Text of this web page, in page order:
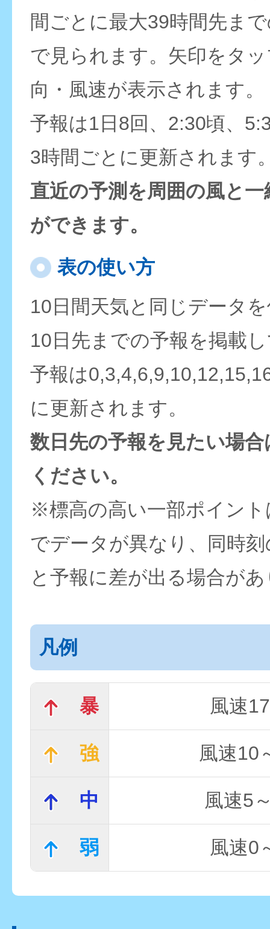
間ごとに最大39時間先ま
で見られます。矢印をタ
向・風速が表示されます。
予報は1日8回、2:30頃、
3時間ごとに更新されます
直近の予測を周囲の風と
ができます。
表の使い方
10日間天気と同じデータ
10日先までの予報を掲載
予報は
に更新されます。
数日先の予報を見たい場
ください。
※標高の高い一部ポイン
でデータが異なり、同時
と予報に差が出る場合が
凡例
暴 風速
強 風速10
中 風速5
弱 風速0